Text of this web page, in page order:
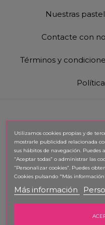
Nuestras
Contacte con
Términos y
Real
Utilizamos cookies propias y de
mostrarle publicidad relacionada
sus hábitos de navegación. Puedes
“Aceptar todas” o administrar las
“Personalizar cookies”. Puedes
Cookies pulsando "Más
Más información